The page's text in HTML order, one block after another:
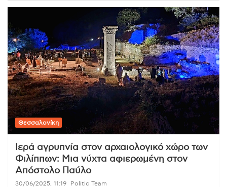
Θεσσαλονίκη
Ιερά αγρυπνία στον αρχαιολογικό χώρο των
Φιλίππων: Μια νύχτα αφιερωμένη στον
Απόστολο Παύλο
30/06/2025, 11:19 Politic Team